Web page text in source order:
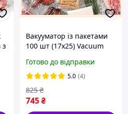
з
Вакууматор із пакетами
100 шт (17х25) Vacuum
Готово до відправки
5.0 (4)
745₴
825 ₴